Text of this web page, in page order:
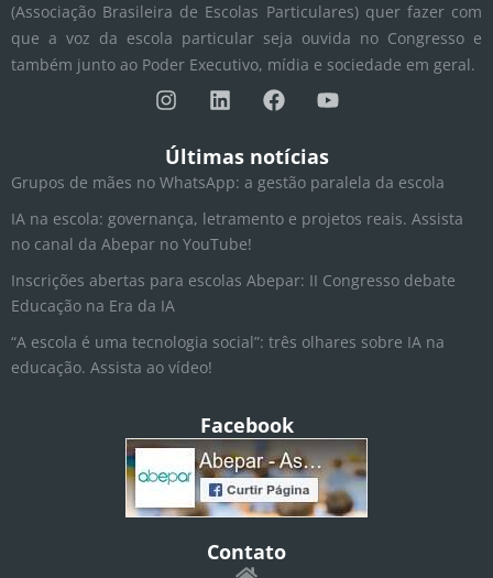
(Associação Brasileira de Escolas Particulares) quer fazer com
que a voz da escola particular seja ouvida no Congresso e
também junto ao Poder Executivo, mídia e sociedade em geral.
I
n
t
a
g
r
a
L
i
k
e
d
i
n
F
a
e
b
o
o
Y
o
t
u
b
e
Últimas notícias
Grupos de mães no WhatsApp: a gestão paralela da escola
IA na escola: governança, letramento e projetos reais. Assista
no canal da Abepar no YouTube!
Inscrições abertas para escolas Abepar: II Congresso debate
Educação na Era da IA
“A escola é uma tecnologia social”: três olhares sobre IA na
educação. Assista ao vídeo!
Facebook
Contato